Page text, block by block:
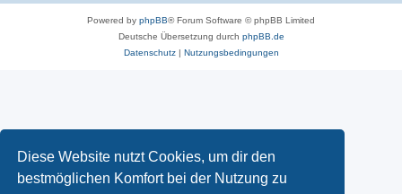
Diese Website nutzt Cookies, um dir den
bestmöglichen Komfort bei der Nutzung zu
Powered by phpBB® Forum Software © phpBB Limited
Deutsche Übersetzung durch phpBB.de
Datenschutz| Nutzungsbedingungen